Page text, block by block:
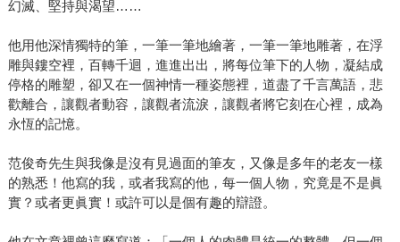
幻滅、堅持與渴望……
他用他深情獨特的筆，一筆一筆地繪著，一筆一筆地雕著，在浮
雕與鏤空裡，百轉千迴，進進出出，將每位筆下的人物，凝結成
停格的雕塑，卻又在一個神情一種姿態裡，道盡了千言萬語，悲
歡離合，讓觀者動容，讓觀者流淚，讓觀者將它刻在心裡，成為
永恆的記憶。
范俊奇先生與我像是沒有見過面的筆友，又像是多年的老友一樣
的熟悉！他寫的我，或者我寫的他，每一個人物，究竟是不是眞
實？或者更眞實！或許可以是個有趣的辯證。